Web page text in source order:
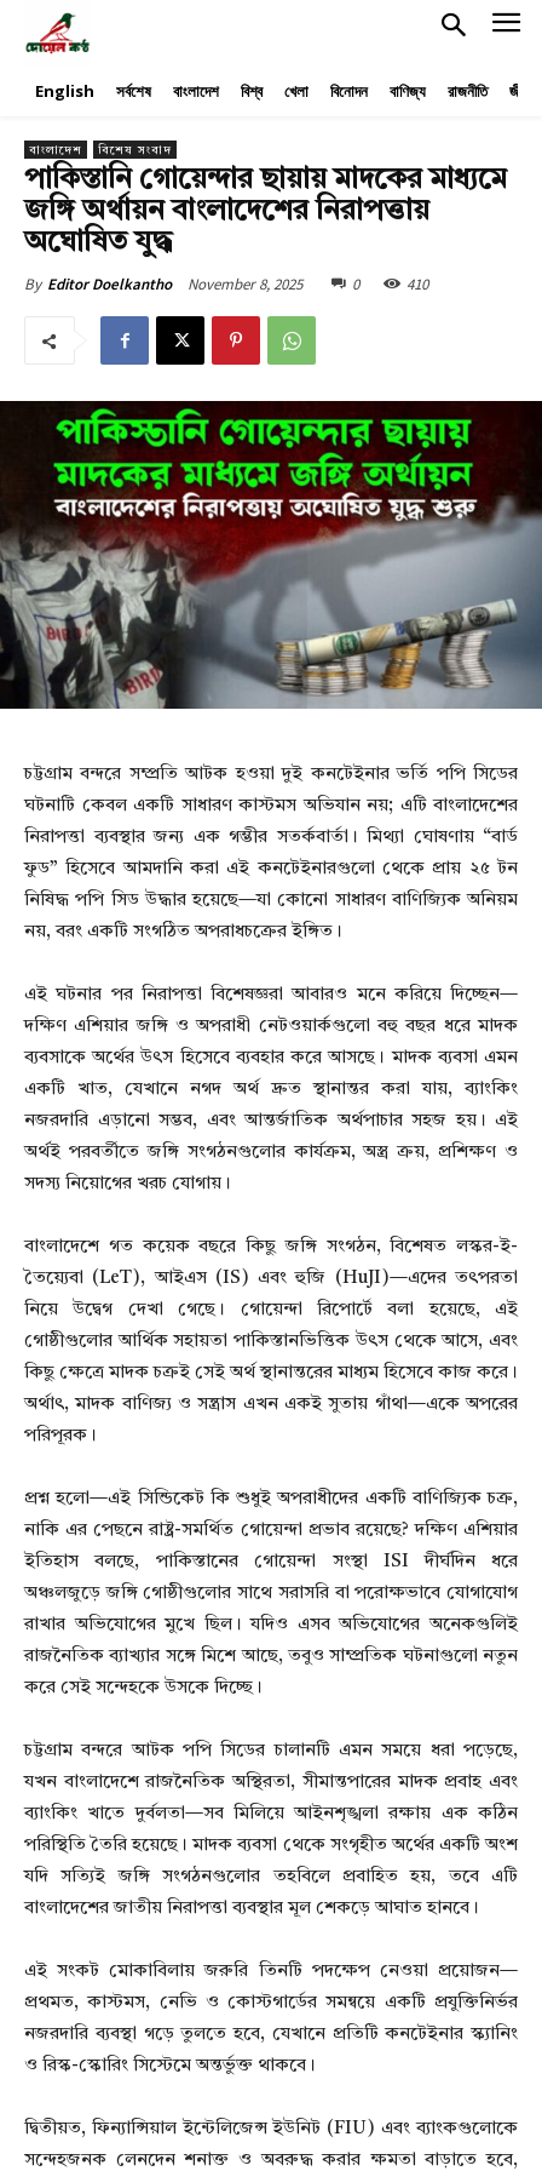
English সর্বশেষ বাংলাদেশ বিশ্ব খেলা বিনোদন বাণিজ্য রাজনীতি
বাংলাদেশ বিশেষ সংবাদ
পাকিস্তানি গোয়েন্দার ছায়ায় মাদকের মাধ্যমে
জঙ্গি অর্থায়ন বাংলাদেশের নিরাপত্তায়
অঘোষিত যুদ্ধ
By Editor Doelkantho November 8, 2025 0 410
চট্টগ্রাম বন্দরে সম্প্রতি আটক হওয়া দুই কনটেইনার ভর্তি পপি সিডের
ঘটনাটি কেবল একটি সাধারণ কাস্টমস অভিযান নয়; এটি বাংলাদেশের
নিরাপত্তা ব্যবস্থার জন্য এক গম্ভীর সতর্কবার্তা। মিথ্যা ঘোষণায় “বার্ড
ফুড” হিসেবে আমদানি করা এই কনটেইনারগুলো থেকে প্রায় ২৫ টন
নিষিদ্ধ পপি সিড উদ্ধার হয়েছে—যা কোনো সাধারণ বাণিজ্যিক অনিয়ম
নয়, বরং একটি সংগঠিত অপরাধচক্রের ইঙ্গিত।
এই ঘটনার পর নিরাপত্তা বিশেষজ্ঞরা আবারও মনে করিয়ে দিচ্ছেন—
দক্ষিণ এশিয়ার জঙ্গি ও অপরাধী নেটওয়ার্কগুলো বহু বছর ধরে মাদক
ব্যবসাকে অর্থের উৎস হিসেবে ব্যবহার করে আসছে। মাদক ব্যবসা এমন
একটি খাত, যেখানে নগদ অর্থ দ্রুত স্থানান্তর করা যায়, ব্যাংকিং
নজরদারি এড়ানো সম্ভব, এবং আন্তর্জাতিক অর্থপাচার সহজ হয়। এই
অর্থই পরবর্তীতে জঙ্গি সংগঠনগুলোর কার্যক্রম, অস্ত্র ক্রয়, প্রশিক্ষণ ও
সদস্য নিয়োগের খরচ যোগায়।
বাংলাদেশে গত কয়েক বছরে কিছু জঙ্গি সংগঠন, বিশেষত লস্কর-ই-
তৈয়্যেবা (LeT), আইএস (IS) এবং হুজি (HuJI)—এদের তৎপরতা
নিয়ে উদ্বেগ দেখা গেছে। গোয়েন্দা রিপোর্টে বলা হয়েছে, এই
গোষ্ঠীগুলোর আর্থিক সহায়তা পাকিস্তানভিত্তিক উৎস থেকে আসে, এবং
কিছু ক্ষেত্রে মাদক চক্রই সেই অর্থ স্থানান্তরের মাধ্যম হিসেবে কাজ করে।
অর্থাৎ, মাদক বাণিজ্য ও সন্ত্রাস এখন একই সুতায় গাঁথা—একে অপরের
পরিপূরক।
প্রশ্ন হলো—এই সিন্ডিকেট কি শুধুই অপরাধীদের একটি বাণিজ্যিক চক্র,
নাকি এর পেছনে রাষ্ট্র-সমর্থিত গোয়েন্দা প্রভাব রয়েছে? দক্ষিণ এশিয়ার
ইতিহাস বলছে, পাকিস্তানের গোয়েন্দা সংস্থা ISI দীর্ঘদিন ধরে
অঞ্চলজুড়ে জঙ্গি গোষ্ঠীগুলোর সাথে সরাসরি বা পরোক্ষভাবে যোগাযোগ
রাখার অভিযোগের মুখে ছিল। যদিও এসব অভিযোগের অনেকগুলিই
রাজনৈতিক ব্যাখ্যার সঙ্গে মিশে আছে, তবুও সাম্প্রতিক ঘটনাগুলো নতুন
করে সেই সন্দেহকে উসকে দিচ্ছে।
চট্টগ্রাম বন্দরে আটক পপি সিডের চালানটি এমন সময়ে ধরা পড়েছে,
যখন বাংলাদেশে রাজনৈতিক অস্থিরতা, সীমান্তপারের মাদক প্রবাহ এবং
ব্যাংকিং খাতে দুর্বলতা—সব মিলিয়ে আইনশৃঙ্খলা রক্ষায় এক কঠিন
পরিস্থিতি তৈরি হয়েছে। মাদক ব্যবসা থেকে সংগৃহীত অর্থের একটি অংশ
যদি সত্যিই জঙ্গি সংগঠনগুলোর তহবিলে প্রবাহিত হয়, তবে এটি
বাংলাদেশের জাতীয় নিরাপত্তা ব্যবস্থার মূল শেকড়ে আঘাত হানবে।
এই সংকট মোকাবিলায় জরুরি তিনটি পদক্ষেপ নেওয়া প্রয়োজন—
প্রথমত, কাস্টমস, নেভি ও কোস্টগার্ডের সমন্বয়ে একটি প্রযুক্তিনির্ভর
নজরদারি ব্যবস্থা গড়ে তুলতে হবে, যেখানে প্রতিটি কনটেইনার স্ক্যানিং
ও রিস্ক-স্কোরিং সিস্টেমে অন্তর্ভুক্ত থাকবে।
দ্বিতীয়ত, ফিন্যান্সিয়াল ইন্টেলিজেন্স ইউনিট (FIU) এবং ব্যাংকগুলোকে
সন্দেহজনক লেনদেন শনাক্ত ও অবরুদ্ধ করার ক্ষমতা বাড়াতে হবে,